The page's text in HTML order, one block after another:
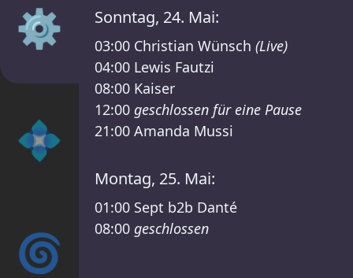
⚙️
💠
🌀
Sonntag, 24. Mai:
03:00 Christian Wünsch (Live)
04:00 Lewis Fautzi
08:00 Kaiser
12:00 geschlossen für eine Pause
21:00 Amanda Mussi
Montag, 25. Mai:
01:00 Sept b2b Danté
08:00 geschlossen